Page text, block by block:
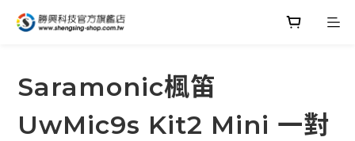
Saramonic楓笛
UwMic9s Kit2 Mini 一對